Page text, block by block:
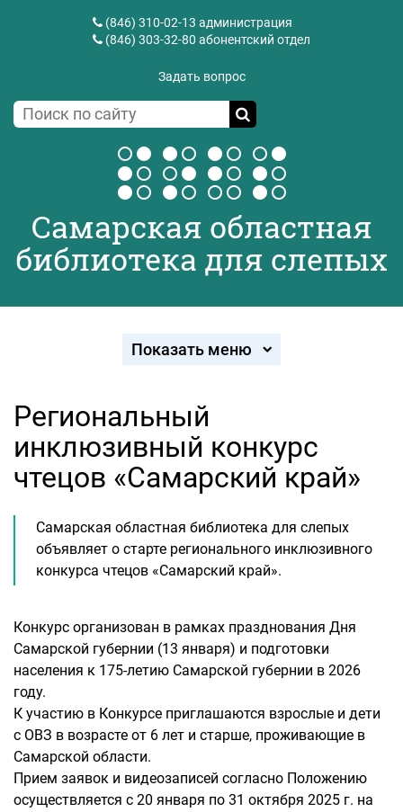
(846) 310-02-13 администрация
(846) 303-32-80 абонентский отдел
Задать вопрос
Самарская областная
библиотека для слепых
Показать меню
Региональный
инклюзивный конкурс
чтецов «Самарский край»
Самарская областная библиотека для слепых
объявляет о старте регионального инклюзивного
конкурса чтецов «Самарский край».
Конкурс организован в рамках празднования Дня
Самарской губернии (13 января) и подготовки
населения к 175-летию Самарской губернии в 2026
году.
К участию в Конкурсе приглашаются взрослые и дети
с ОВЗ в возрасте от 6 лет и старше, проживающие в
Самарской области.
Прием заявок и видеозаписей согласно Положению
осуществляется с 20 января по 31 октября 2025 г. на